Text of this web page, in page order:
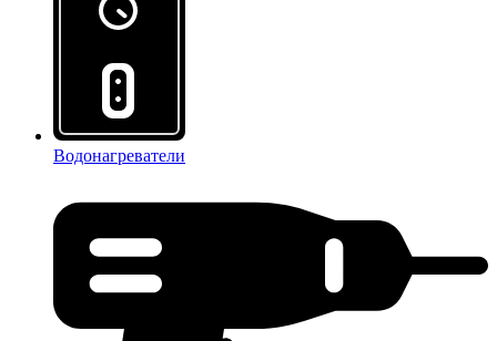
Водонагреватели